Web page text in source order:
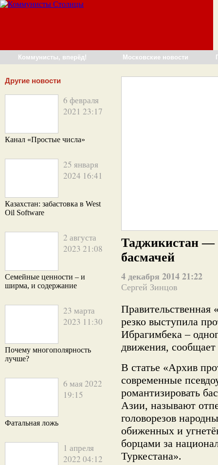
Коммунисты, вперёд! Московские новости
Другие новости
6 февраля
2021 23:17
Канал «Простые числа»
25 января
2024 16:41
Казахстан: забастовка в West
Oil Software
2 августа
2023 21:08
Семейные ценности – и
ширма, и содержание
23 марта
2023 11:30
Почему многополярность
лучше?
6 мая 2022
19:15
Фатальная ложь
1 апреля
2022 04:12
Таджикистан —
басмачей
4 декабря 2014 21:22
Сергей Зинцов
Правительственная
резко выступила
Ибрагимбека –
движения,
В статье «Архив
современные
романтизировать
Азии, называют
головорезов
обиженных и
борцами за
Туркестана».